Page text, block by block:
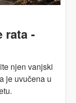
rata -
njen vanjski
je uvučena u